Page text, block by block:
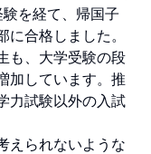
を経て、帰国子
合格しました。
も、大学受験の段
加しています。推
力試験以外の入試
えられないような